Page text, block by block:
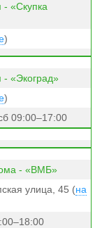
- «Скупка
)
- «Экоград»
)
09:00–17:00
- «ВМБ»
улица, 45 (на